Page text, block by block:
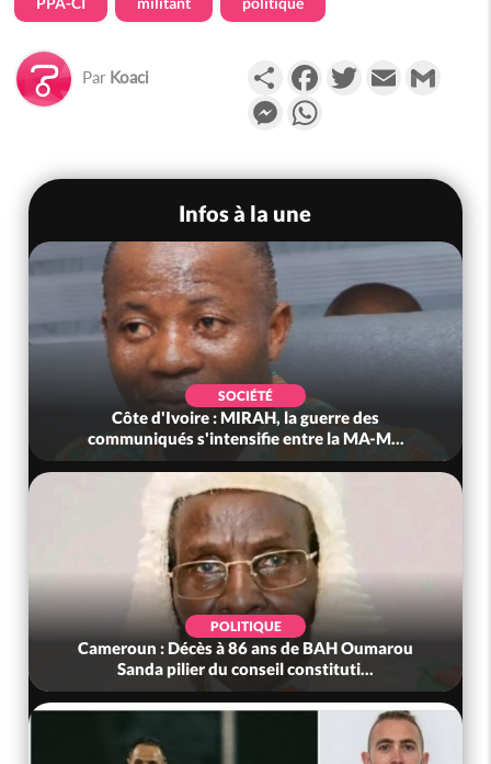
Par Koaci PartagerFacebookTwitterEmail
Messenger
Infos à la une
SOCIÉTÉ
Côte d'Ivoire : MIRAH, la guerre des
communiqués s'intensifie entre la MA-M...
POLITIQUE
Cameroun : Décès à 86 ans de BAH Oumarou
Sanda pilier du conseil constituti...